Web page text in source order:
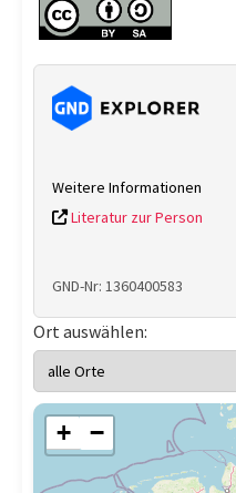
Weitere Informationen
Literatur zur Person
GND-Nr: 1360400583
Ort auswählen:
+ −